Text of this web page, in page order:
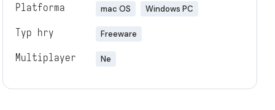
Platforma mac OS Windows PC
Typ hry Freeware
Multiplayer Ne